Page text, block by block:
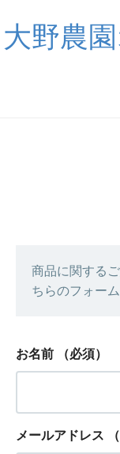
大野農
商品に関する
ちらのフォー
お名前 （必須）
メールアドレス